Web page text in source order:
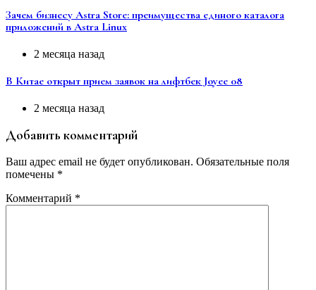
Зачем бизнесу Astra Store: преимущества единого каталога
приложений в Astra Linux
2 месяца назад
В Китае открыт прием заявок на лифтбек Joyee 08
2 месяца назад
Добавить комментарий
Ваш адрес email не будет опубликован. Обязательные поля
помечены *
Комментарий *